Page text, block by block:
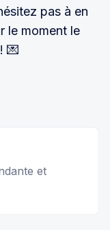
pas à en
le moment le
💌
et